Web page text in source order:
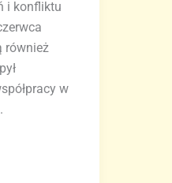
i konfliktu
również
w